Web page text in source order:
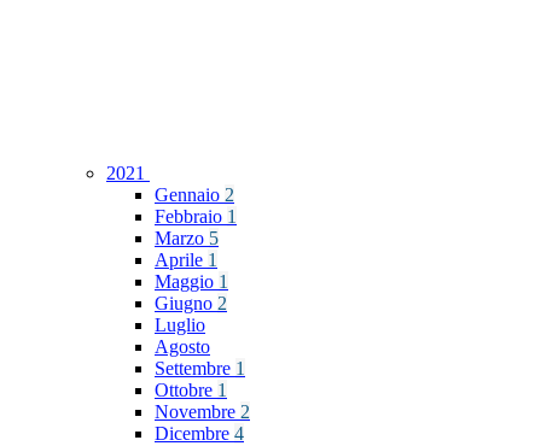
2021
Gennaio 2
Febbraio 1
Marzo 5
Aprile 1
Maggio 1
Giugno 2
Luglio
Agosto
Settembre 1
Ottobre 1
Novembre 2
Dicembre 4